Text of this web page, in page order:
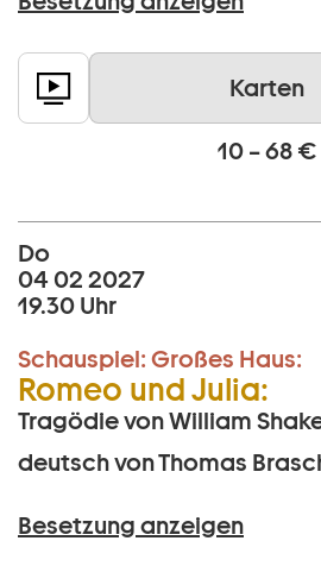
Karten
10 – 68 €
Do
04 02 2027
19.30 Uhr
Schauspiel: Großes Haus:
Romeo und Julia:
Tragödie von William
deutsch von Thomas
Besetzung anzeigen